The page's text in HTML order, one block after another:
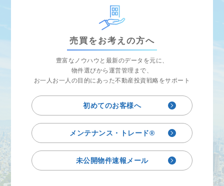
売買をお考えの方へ
豊富なノウハウと最新のデータを元に、
物件選びから運営管理まで、
お一人お一人の目的にあった不動産投資戦略をサポート
初めてのお客様へ
メンテナンス・トレード®
未公開物件速報メール